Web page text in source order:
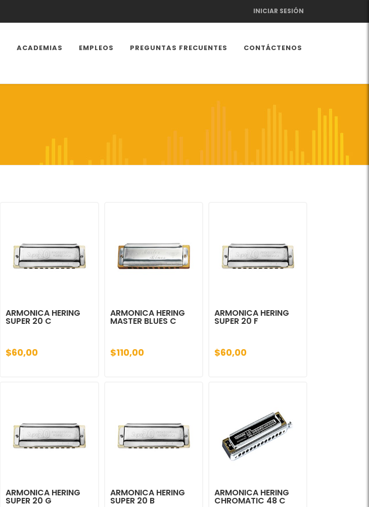
INICIAR SESIÓN
ACADEMIAS EMPLEOS PREGUNTAS FRECUENTES CONTÁCTENOS
ARMONICA HERING
SUPER 20 C
$60,00
ARMONICA HERING
MASTER BLUES C
$110,00
ARMONICA HERING
SUPER 20 F
$60,00
ARMONICA HERING
SUPER 20 G
ARMONICA HERING
SUPER 20 B
ARMONICA HERING
CHROMATIC 48 C